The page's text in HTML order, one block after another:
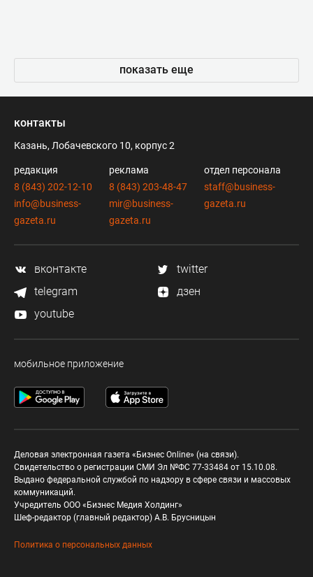
показать еще
контакты
Казань, Лобачевского 10, корпус 2
редакция
8 (843) 202-12-10
info@business-
gazeta.ru
реклама
8 (843) 203-48-47
mir@business-
gazeta.ru
отдел персонала
staff@business-
gazeta.ru
вконтакте
twitter
telegram
дзен
youtube
мобильное приложение
Деловая электронная газета «Бизнес Online» (на связи).
Свидетельство о регистрации СМИ Эл №ФС 77-33484 от 15.10.08.
Выдано федеральной службой по надзору в сфере связи и массовых
коммуникаций.
Учредитель ООО «Бизнес Медия Холдинг»
Шеф-редактор (главный редактор) А.В. Брусницын
Политика о персональных данных